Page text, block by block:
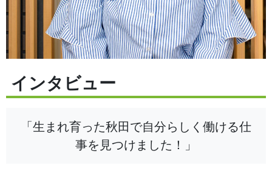
インタビュー
「生まれ育った秋田で自分らしく働ける仕
事を見つけました！」